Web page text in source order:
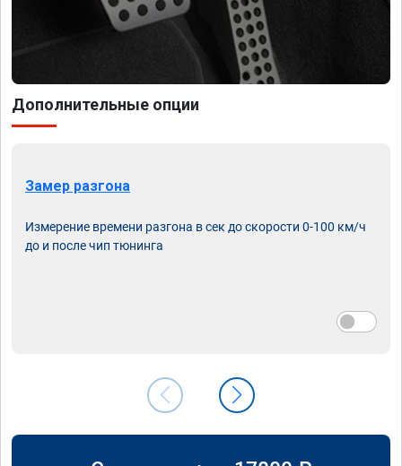
Дополнительные опции
Замер разгона
Измерение времени разгона в сек до скорости 0-100 км/ч
до и после чип тюнинга